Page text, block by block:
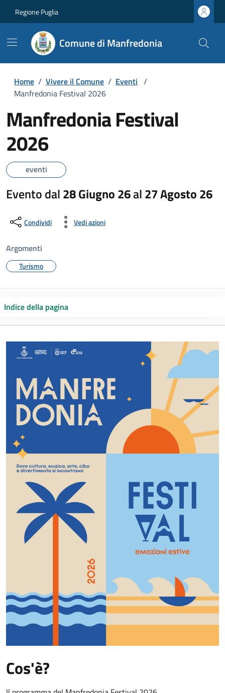
Regione Puglia
Comune di Manfredonia
Home / Vivere il Comune / Eventi /
Manfredonia Festival 2026
Manfredonia Festival
2026
eventi
Evento dal28 Giugno 26al27 Agosto 26
Condividi Vedi azioni
Argomenti
Turismo
Indice della pagina
Cos'è?